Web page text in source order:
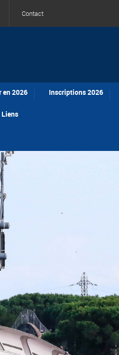
Contact
en 2026 Inscriptions 2026
Liens